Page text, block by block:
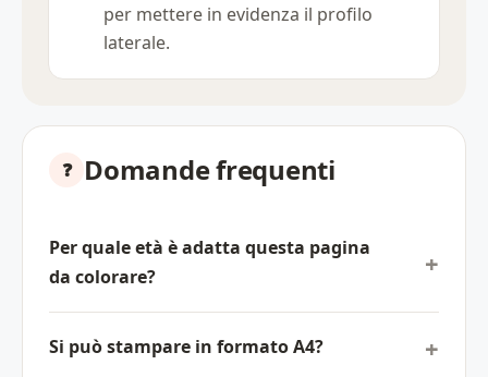
per mettere in evidenza il profilo
laterale.
Domande frequenti
Per quale età è adatta questa pagina
da colorare?
Si può stampare in formato A4?